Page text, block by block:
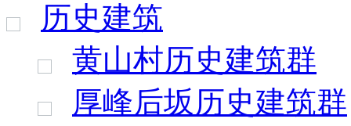
历史建筑
黄山村历史建筑群
厚峰后坂历史建筑群